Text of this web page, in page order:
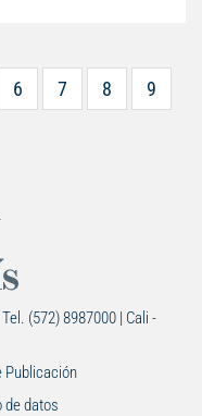
6 7 8
9
(572) 8987000 | Cali -
Publicación
de datos